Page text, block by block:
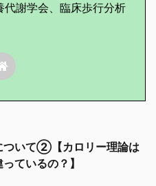
代謝学会、臨床歩行分析
ついて②【カロリー理論は
ているの？】